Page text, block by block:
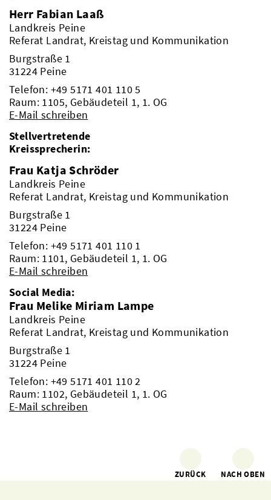
Herr Fabian Laaß
Landkreis Peine
Referat Landrat, Kreistag und Kommunikation
Burgstraße 1
31224 Peine
Telefon: +49 5171 401 110 5
Raum: 1105, Gebäudeteil 1, 1. OG
E-Mail schreiben
Stellvertretende
Kreissprecherin:
Frau Katja Schröder
Landkreis Peine
Referat Landrat, Kreistag und Kommunikation
Burgstraße 1
31224 Peine
Telefon: +49 5171 401 110 1
Raum: 1101, Gebäudeteil 1, 1. OG
E-Mail schreiben
Social Media:
Frau Melike Miriam Lampe
Landkreis Peine
Referat Landrat, Kreistag und Kommunikation
Burgstraße 1
31224 Peine
Telefon: +49 5171 401 110 2
Raum: 1102, Gebäudeteil 1, 1. OG
E-Mail schreiben
ZURÜCK NACH OBEN